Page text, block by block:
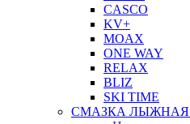
CASCO
KV+
MOAX
ONE WAY
RELAX
BLIZ
SKI TIME
СМАЗКА ЛЫЖНАЯ